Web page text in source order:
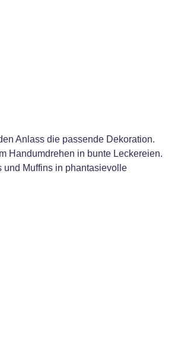
Anlass die passende Dekoration.
Handumdrehen in bunte Leckereien.
und Muffins in phantasievolle